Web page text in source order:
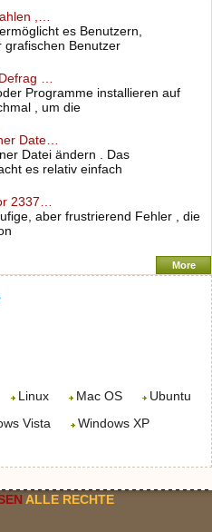
,…
es Benutzern,
grafischen Benutzer
…
Programme installieren auf
, um die
Date…
Datei ändern . Das
es relativ einfach
2337…
aber frustrierend Fehler , die
More
Linux Mac OS
Ubuntu
Vista Windows XP
ALLE RECHTE